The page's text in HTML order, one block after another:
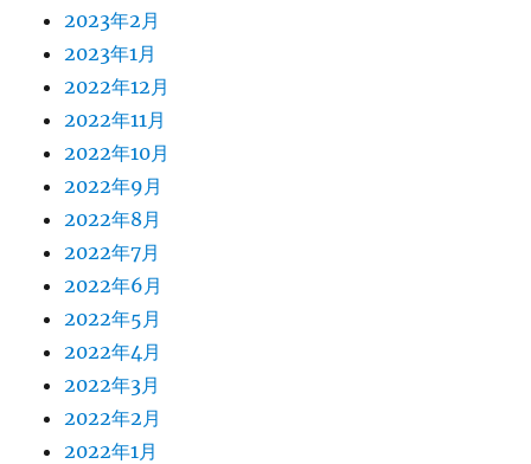
2023年2月
2023年1月
2022年12月
2022年11月
2022年10月
2022年9月
2022年8月
2022年7月
2022年6月
2022年5月
2022年4月
2022年3月
2022年2月
2022年1月